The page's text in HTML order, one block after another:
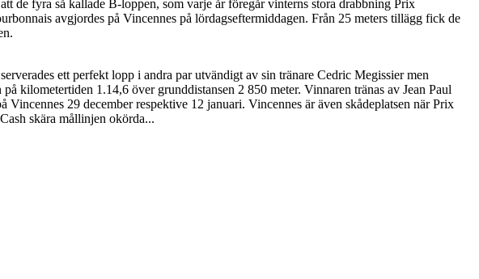
de fyra så kallade B-loppen, som varje år föregår vinterns stora drabbning Prix
avgjordes på Vincennes på lördagseftermiddagen. Från 25 meters tillägg fick de
ett perfekt lopp i andra par utvändigt av sin tränare Cedric Megissier men
kilometertiden 1.14,6 över grunddistansen 2 850 meter. Vinnaren tränas av Jean Paul
29 december respektive 12 januari. Vincennes är även skådeplatsen när Prix
skära mållinjen okörda...